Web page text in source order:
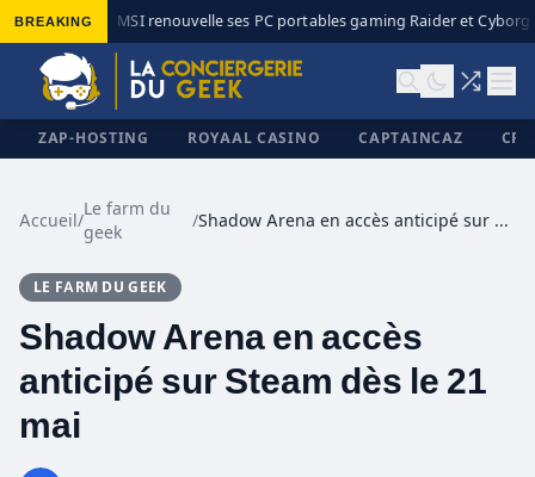
BREAKING MSI renouvelle ses PC portables gaming Raider et Cyborg
ZAP-HOSTING ROYAAL CASINO CAPTAINCAZ
Accueil/
Le farm du
geek
/ Shadow Arena en accès anticipé sur Steam dès le 21 mai
LE FARM DU GEEK
Shadow Arena en accès
anticipé sur Steam dès le 21
mai